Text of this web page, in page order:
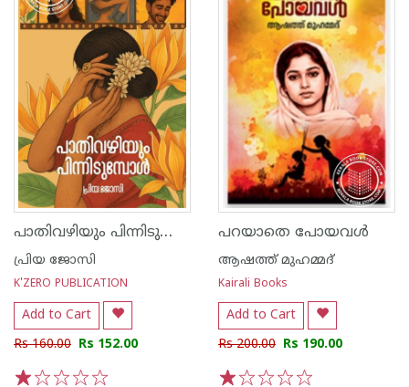
പാതിവഴിയും പിന്നിടുമ്പോൾ
പ്രിയ ജോസി
K'ZERO PUBLICATION
Add to Cart
Rs 160.00 Rs 152.00
പറയാതെ പോയവള്‍
ആഷത്ത് മുഹമ്മദ്
Kairali Books
Add to Cart
Rs 200.00 Rs 190.00